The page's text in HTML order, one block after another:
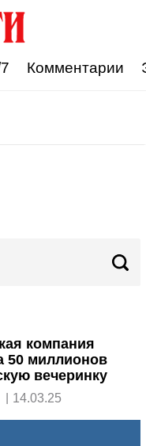
Комментарии
компания
50 миллионов
вечеринку
| 14.03.25